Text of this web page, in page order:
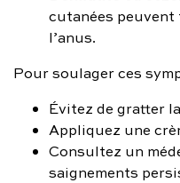
cutanées
l’anus.
Pour soulager ces
Évitez de gratter
Appliquez une
Consultez un
saignements